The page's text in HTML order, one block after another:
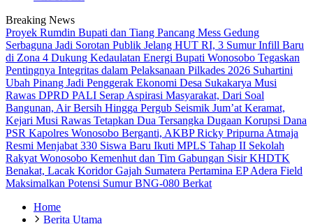
Breaking News
Proyek Rumdin Bupati dan Tiang Pancang Mess Gedung
Serbaguna Jadi Sorotan Publik Jelang HUT RI, 3 Sumur Infill Baru
di Zona 4 Dukung Kedaulatan Energi Bupati Wonosobo Tegaskan
Pentingnya Integritas dalam Pelaksanaan Pilkades 2026 Suhartini
Ubah Pinang Jadi Penggerak Ekonomi Desa Sukakarya Musi
Rawas DPRD PALI Serap Aspirasi Masyarakat, Dari Soal
Bangunan, Air Bersih Hingga Pergub Seismik Jum’at Keramat,
Kejari Musi Rawas Tetapkan Dua Tersangka Dugaan Korupsi Dana
PSR Kapolres Wonosobo Berganti, AKBP Ricky Pripurna Atmaja
Resmi Menjabat 330 Siswa Baru Ikuti MPLS Tahap II Sekolah
Rakyat Wonosobo Kemenhut dan Tim Gabungan Sisir KHDTK
Benakat, Lacak Koridor Gajah Sumatera Pertamina EP Adera Field
Maksimalkan Potensi Sumur BNG-080 Berkat
Home
Berita Utama